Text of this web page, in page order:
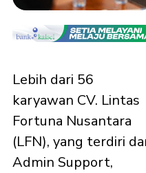
Lebih dari 56
karyawan CV. Lintas
Fortuna Nusantara
(LFN), yang terdiri
Admin Support,